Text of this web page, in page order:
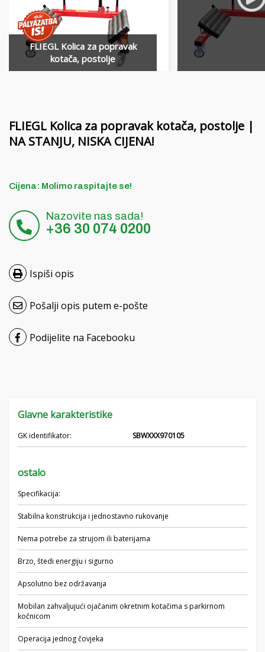
MORENI roto drljače
Alati Quivogne
Ostali pribor
Karijera
O nama
Deutsch
Nederlands
Français
Українська
FLIEGL Kolica za popravak
kotača, postolje
FLIEGL Kolica za popravak kotača, postolje |
NA STANJU, NISKA CIJENA!
Cijena: Molimo raspitajte se!
Nazovite nas sada!
+36 30 074 0200
Ispiši opis
Pošalji opis putem e-pošte
Podijelite na Facebooku
Glavne karakteristike
GK identifikator: SBWXXX970105
ostalo
Specifikacija:
Stabilna konstrukcija i jednostavno rukovanje
Nema potrebe za strujom ili baterijama
Brzo, štedi energiju i sigurno
Apsolutno bez održavanja
Mobilan zahvaljujući ojačanim okretnim kotačima s parkirnom
kočnicom
Operacija jednog čovjeka